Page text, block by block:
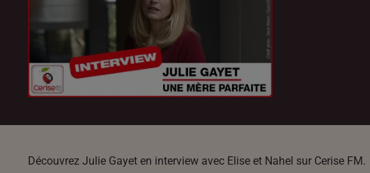
Découvrez Julie Gayet en interview avec Elise et Nahel sur Cerise FM.